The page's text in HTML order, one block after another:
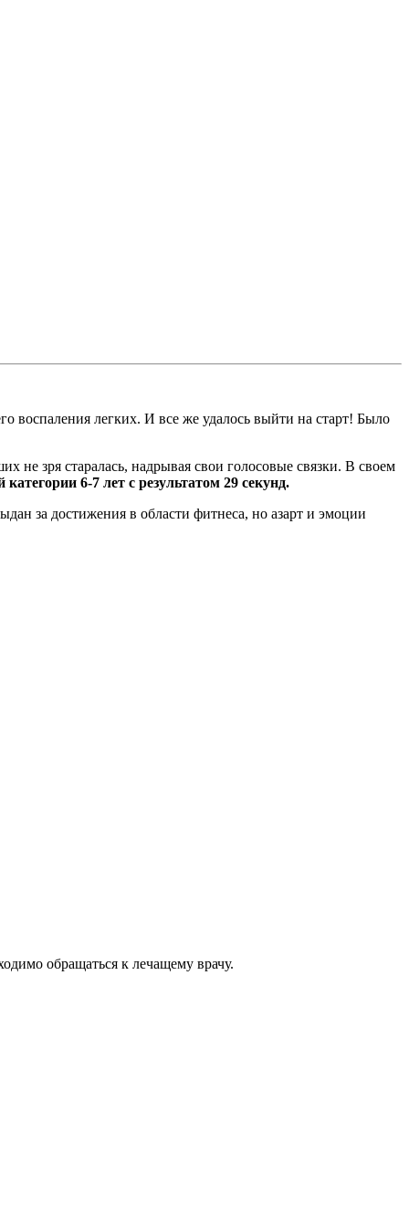
воспаления легких. И все же удалось выйти на старт! Было
зря старалась, надрывая свои голосовые связки. В своем
6-7 лет с результатом 29 секунд.
за достижения в области фитнеса, но азарт и эмоции
обращаться к лечащему врачу.